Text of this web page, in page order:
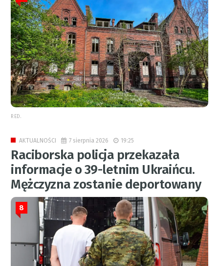
RED.
AKTUALNOŚCI 7 sierpnia 2026 19:25
Raciborska policja przekazała
informacje o 39-letnim Ukraińcu.
Mężczyzna zostanie deportowany
8